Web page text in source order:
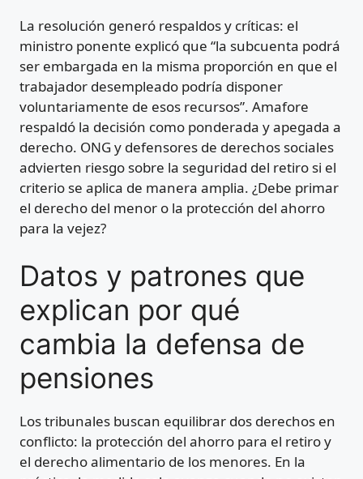
La resolución generó respaldos y críticas: el
ministro ponente explicó que “la subcuenta podrá
ser embargada en la misma proporción en que el
trabajador desempleado podría disponer
voluntariamente de esos recursos”. Amafore
respaldó la decisión como ponderada y apegada a
derecho. ONG y defensores de derechos sociales
advierten riesgo sobre la seguridad del retiro si el
criterio se aplica de manera amplia. ¿Debe primar
el derecho del menor o la protección del ahorro
para la vejez?
Datos y patrones que
explican por qué
cambia la defensa de
pensiones
Los tribunales buscan equilibrar dos derechos en
conflicto: la protección del ahorro para el retiro y
el derecho alimentario de los menores. En la